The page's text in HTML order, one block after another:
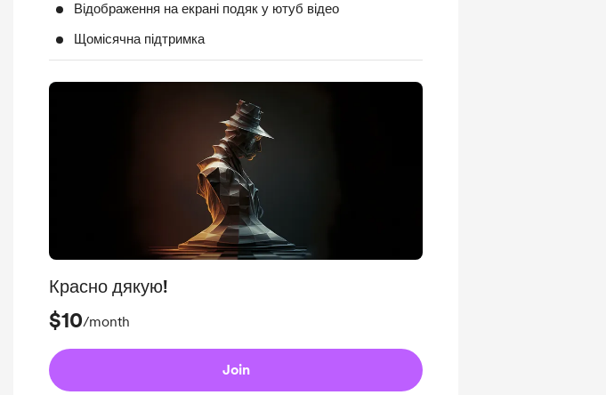
Відображення на екрані подяк у ютуб відео
Щомісячна підтримка
Красно дякую!
$10/month
Join